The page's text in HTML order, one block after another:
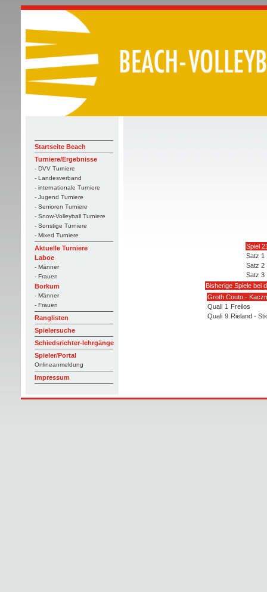
Startseite Beach
Turniere/Ergebnisse
- DVV Turniere
- Landesverband
- internationale Turniere
- Jugend Turniere
- Senioren Turniere
- Snow-Volleyball Turniere
- Sonstige Turniere
- Mixed Turniere
Aktuelle Turniere
Laboe
- Männer
- Frauen
Borkum
- Männer
- Frauen
Ranglisten
Spielersuche
Schiedsrichter-lehrgänge
Spieler/Portal
Onlineanmeldung
Impressum
Spiel
Satz 1
Satz 2
Satz 3
Bisherige Spiele bei
Groth Couto -
Quali 1 Freilos
Quali 9 Rieland -